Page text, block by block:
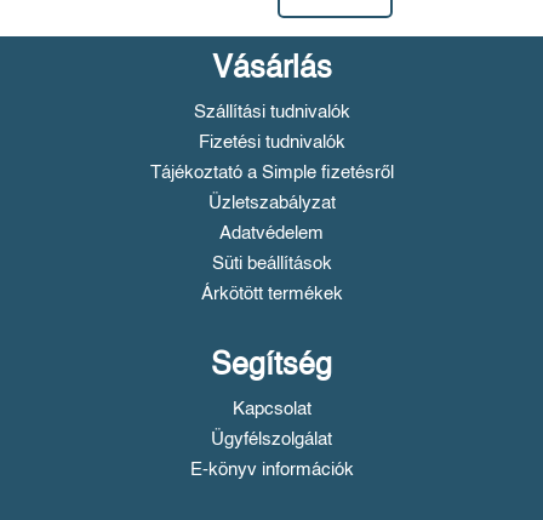
Vásárlás
Szállítási tudnivalók
Fizetési tudnivalók
Tájékoztató a Simple fizetésről
Üzletszabályzat
Adatvédelem
Süti beállítások
Árkötött termékek
Segítség
Kapcsolat
Ügyfélszolgálat
E-könyv információk